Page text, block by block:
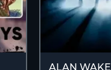
ALAN WAKE